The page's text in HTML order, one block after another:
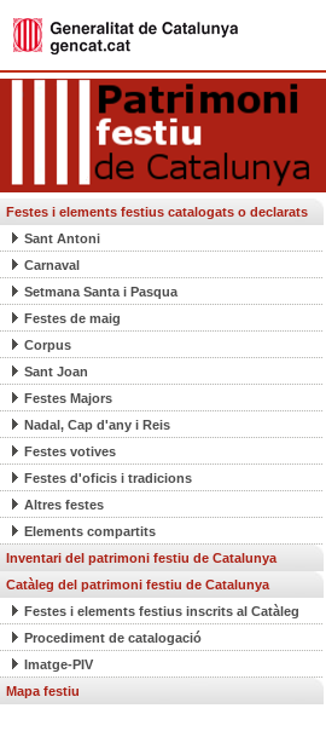
Festes i elements festius catalogats o declarats
Sant Antoni
Carnaval
Setmana Santa i Pasqua
Festes de maig
Corpus
Sant Joan
Festes Majors
Nadal, Cap d'any i Reis
Festes votives
Festes d'oficis i tradicions
Altres festes
Elements compartits
Inventari del patrimoni festiu de Catalunya
Catàleg del patrimoni festiu de Catalunya
Festes i elements festius inscrits al Catàleg
Procediment de catalogació
Imatge-PIV
Mapa festiu